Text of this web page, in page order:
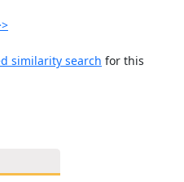
similarity search for this